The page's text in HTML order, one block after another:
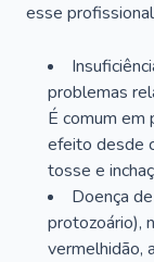
esse
problemas
É comum
efeito desde
tosse e
Doença
protozoário),
vermelhidão,